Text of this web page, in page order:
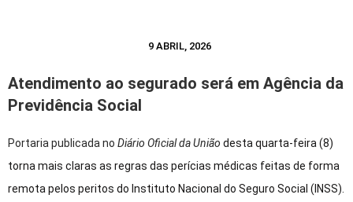
9 ABRIL, 2026
Atendimento ao segurado será em Agência da
Previdência Social
Portaria publicada no Diário Oficial da União desta quarta-feira (8)
torna mais claras as regras das perícias médicas feitas de forma
remota pelos peritos do Instituto Nacional do Seguro Social (INSS).